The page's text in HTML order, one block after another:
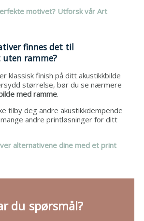
motivet? Utforsk vår Art
finnes det til
ramme?
klassisk finish på ditt akustikkbilde
størrelse, bør du se nærmere
med ramme.
tilby deg andre akustikkdempende
andre printløsninger for ditt
alternativene dine med et print
du spørsmål?